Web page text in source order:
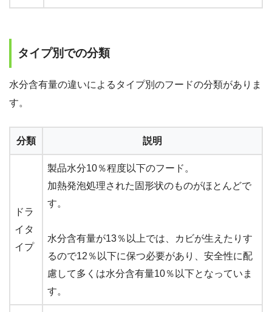
タイプ別での分類
水分含有量の違いによるタイプ別のフードの分類がありま
す。
分類 説明
ドラ
イタ
イプ
製品水分10％程度以下のフード。
加熱発泡処理された固形状のものがほとんどで
す。
水分含有量が13％以上では、カビが生えたりす
るので12％以下に保つ必要があり、安全性に配
慮して多くは水分含有量10％以下となっていま
す。